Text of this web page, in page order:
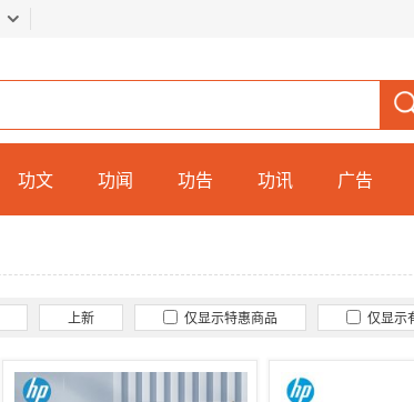
功文 功闻 功告 功讯 广告
上新 仅显示特惠商品 仅显示